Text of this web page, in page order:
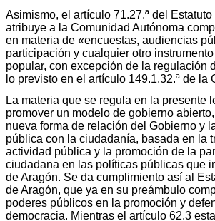
Asimismo, el artículo 71.27.ª del
atribuye a la Comunidad Autónoma
en materia de «encuestas, audiencias
participación y cualquier otro
popular, con excepción de la regulación
lo previsto en el artículo 149.1.32.ª de la
La materia que se regula en la presente
promover un modelo de gobierno
nueva forma de relación del Gobierno y
pública con la ciudadanía, basada en la
actividad pública y la promoción de la
ciudadana en las políticas públicas que
de Aragón. Se da cumplimiento así al
de Aragón, que ya en su preámbulo
poderes públicos en la promoción y
democracia. Mientras el artículo 62.3